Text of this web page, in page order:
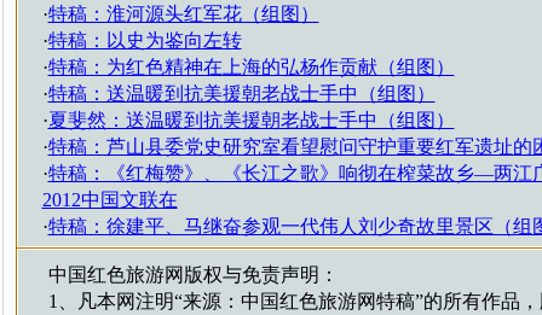
·特稿：淮河源头红军花（组图）
·特稿：以史为鉴向左转
·特稿：为红色精神在上海的弘杨作贡献（组图）
·特稿：送温暖到抗美援朝老战士手中（组图）
·夏斐然：送温暖到抗美援朝老战士手中（组图）
·特稿：芦山县委党史研究室看望慰问守护重要红军遗址的
·特稿：《红梅赞》、《长江之歌》响彻在榨菜故乡—两江
2012中国文联在
·特稿：徐建平、马继奋参观一代伟人刘少奇故里景区（组
中国红色旅游网版权与免责声明：
1、凡本网注明“来源：中国红色旅游网特稿”的所有作品